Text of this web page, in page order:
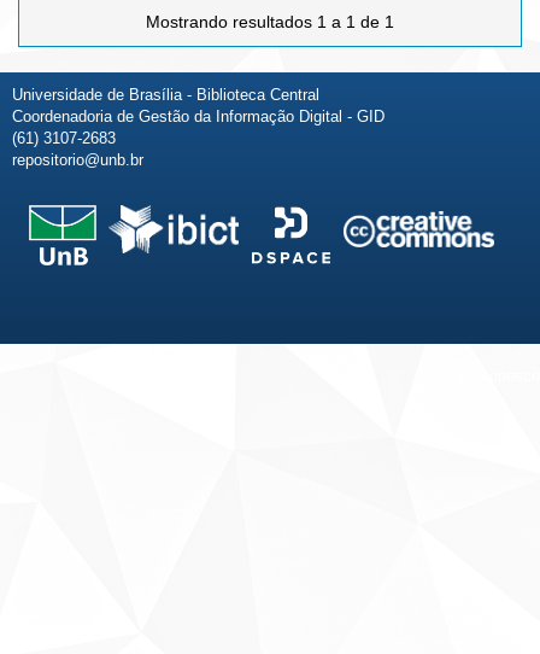
Mostrando resultados 1 a 1 de 1
Universidade de Brasília - Biblioteca Central
Coordenadoria de Gestão da Informação Digital - GID
(61) 3107-2683
repositorio@unb.br